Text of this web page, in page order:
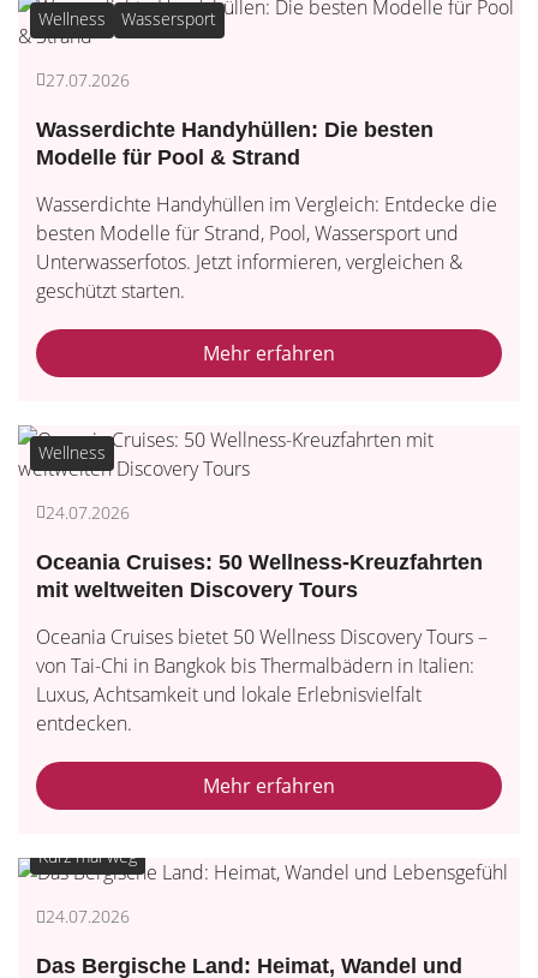
Wellness Wassersport
27.07.2026
Wasserdichte Handyhüllen: Die besten
Modelle für Pool & Strand
Wasserdichte Handyhüllen im Vergleich: Entdecke die
besten Modelle für Strand, Pool, Wassersport und
Unterwasserfotos. Jetzt informieren, vergleichen &
geschützt starten.
Mehr erfahren
Wellness
24.07.2026
Oceania Cruises: 50 Wellness-Kreuzfahrten
mit weltweiten Discovery Tours
Oceania Cruises bietet 50 Wellness Discovery Tours –
von Tai-Chi in Bangkok bis Thermalbädern in Italien:
Luxus, Achtsamkeit und lokale Erlebnisvielfalt
entdecken.
Mehr erfahren
Kurz mal weg
24.07.2026
Das Bergische Land: Heimat, Wandel und